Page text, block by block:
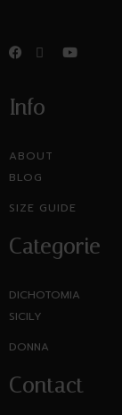
Info
ABOUT
BLOG
SIZE GUIDE
Categorie
DICHOTOMIA
SICILY
DONNA
Contact